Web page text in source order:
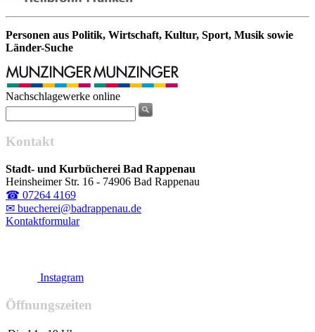
Personen aus Politik, Wirtschaft, Kultur, Sport, Musik sowie
Länder-Suche
Nachschlagewerke online
Kontakt
Stadt- und Kurbücherei Bad Rappenau
Heinsheimer Str. 16 - 74906 Bad Rappenau
☎ 07264 4169
✉ buecherei@badrappenau.de
Kontaktformular
Instagram
Öffnungszeiten